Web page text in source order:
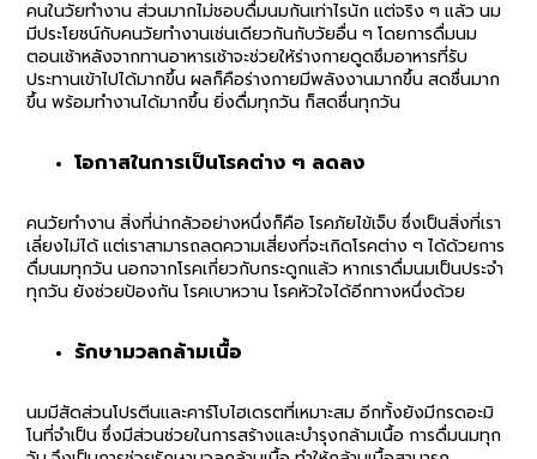
คนในวัยทำงาน ส่วนมากไม่ชอบดื่มนมกันเท่าไรนัก แต่จริง ๆ แล้ว นม
มีประโยชน์กับคนวัยทำงานเช่นเดียวกันกับวัยอื่น ๆ โดยการดื่มนม
ตอนเช้าหลังจากทานอาหารเช้าจะช่วยให้ร่างกายดูดซึมอาหารที่รับ
ประทานเข้าไปได้มากขึ้น ผลก็คือร่างกายมีพลังงานมากขึ้น สดชื่นมาก
ขึ้น พร้อมทำงานได้มากขึ้น ยิ่งดื่มทุกวัน ก็สดชื่นทุกวัน
โอกาสในการเป็นโรคต่าง ๆ ลดลง
คนวัยทำงาน สิ่งที่น่ากลัวอย่างหนึ่งก็คือ โรคภัยไข้เจ็บ ซึ่งเป็นสิ่งที่เรา
เลี่ยงไม่ได้ แต่เราสามารถลดความเสี่ยงที่จะเกิดโรคต่าง ๆ ได้ด้วยการ
ดื่มนมทุกวัน นอกจากโรคเกี่ยวกับกระดูกแล้ว หากเราดื่มนมเป็นประจำ
ทุกวัน ยังช่วยป้องกัน โรคเบาหวาน โรคหัวใจได้อีกทางหนึ่งด้วย
รักษามวลกล้ามเนื้อ
นมมีสัดส่วนโปรตีนและคาร์โบไฮเดรตที่เหมาะสม อีกทั้งยังมีกรดอะมิ
โนที่จำเป็น ซึ่งมีส่วนช่วยในการสร้างและบำรุงกล้ามเนื้อ การดื่มนมทุก